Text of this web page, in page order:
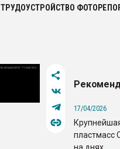
ТРУДОУСТРОЙСТВО
17/04/2026
пластмасс